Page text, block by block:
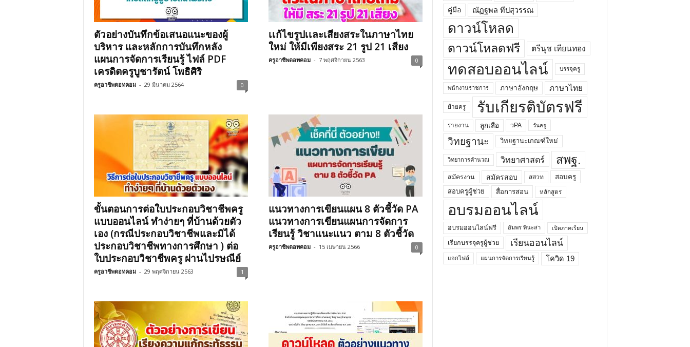
ตัวอย่างบันทึกข้อเสนอแนะของผู้
บริหาร และหลักการบันทึกหลัง
แผนการจัดการเรียนรู้ ไฟล์ PDF
เครดิตครูบูชารัตน์ โพธิศิริ
ครูอาชีพดอทคอม - 29 มีนาคม 2564 0
เเก้ไขรูปเเละเสียงสระในภาษาไทย
ใหม่ ให้มีเพียงสระ 21 รูป 21 เสียง
ครูอาชีพดอทคอม - 7 พฤศจิกายน 2563 0
ขั้นตอนการต่อใบประกอบวิชาชีพครู
แบบออนไลน์ ทำง่ายๆ ที่บ้านด้วยตัว
เอง (กรณีประกอบวิชาชีพและมิได้
ประกอบวิชาชีพทางการศึกษา ) ต่อ
ใบประกอบวิชาชีพครู ผ่านไปรษณีย์
ครูอาชีพดอทคอม - 29 พฤศจิกายน 2563 1
แนวทางการเขียนแผน 8 ตัวชี้วัด PA
แนวทางการเขียนแผนการจัดการ
เรียนรู้ วิชาแนะแนว ตาม 8 ตัวชี้วัด
ครูอาชีพดอทคอม - 15 เมษายน 2566 0
คู่มือ ณัฏฐพล ทีปสุวรรณ
ดาวน์โหลด
ดาวน์โหลดฟรี ตรีนุช เทียนทอง
ทดสอบออนไลน์ บรรจุครู
พนักงานราชการ ภาษาอังกฤษ ภาษาไทย
ย้ายครู รับเกียรติบัตรฟรี
รายงาน ลูกเสือ วPA วันครู
วิทยฐานะ วิทยฐานะเกณฑ์ใหม่
วิทยาการคำนวณ วิทยาศาสตร์ สพฐ.
สมัครงาน สมัครสอบ สสวท
สอบครู
สอบครูผู้ช่วย
สื่อการสอน หลักสูตร
อบรมออนไลน์
อบรมออนไลน์ฟรี อัมพร พินะสา เปิดภาคเรียน
เรียกบรรจุครูผู้ช่วย เรียนออนไลน์
แจกไฟล์ แผนการจัดการเรียนรู้ โควิด 19